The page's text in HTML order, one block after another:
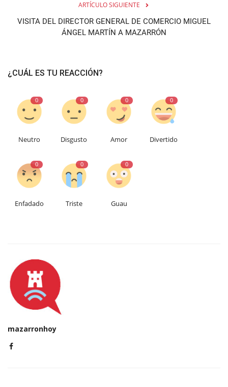
ARTÍCULO SIGUIENTE
VISITA DEL DIRECTOR GENERAL DE COMERCIO MIGUEL
ÁNGEL MARTÍN A MAZARRÓN
¿CUÁL ES TU REACCIÓN?
0
Neutro
0
Disgusto
0
Amor
0
Divertido
0
Enfadado
0
Triste
0
Guau
mazarronhoy